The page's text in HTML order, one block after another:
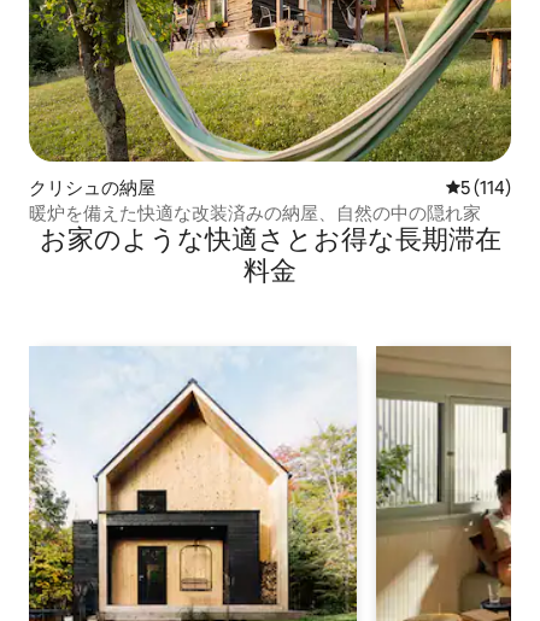
クリシュの納屋 レビュー
5 (114)
暖炉を備えた快適な改装済みの納屋、自然の中の隠れ家
お家のような快⁠適⁠さ⁠とお⁠得⁠な長⁠期⁠滞⁠在
料⁠金